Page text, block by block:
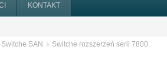
KONTAKT
Switche SAN Switche rozszerzeń serii 7800